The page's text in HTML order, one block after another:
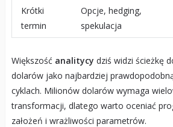
Krótki
termin
Opcje, hedging,
spekulacja
Większość analitycy dziś widzi ścieżkę
dolarów jako najbardziej
cyklach. Milionów dolarów wymaga
transformacji, dlatego warto oceniać
założeń i wrażliwości parametrów.